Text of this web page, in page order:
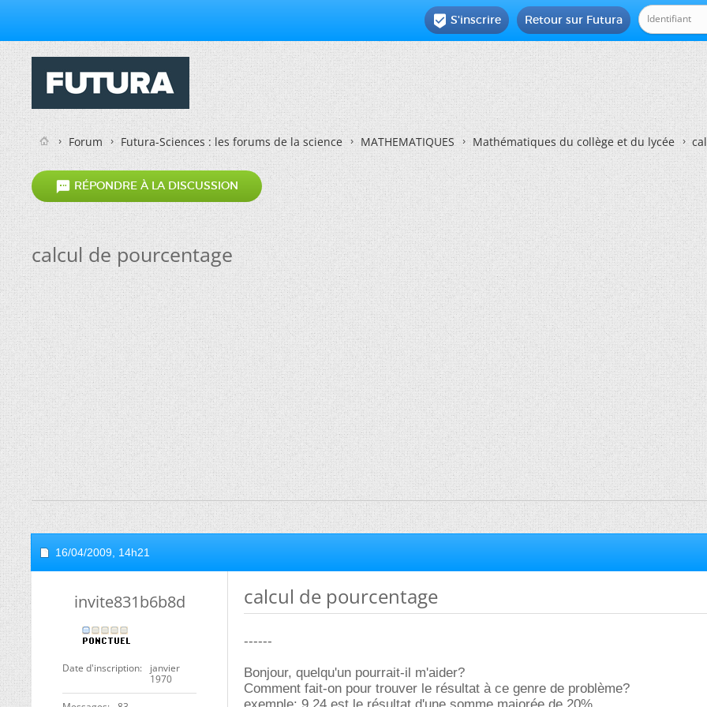
Retour sur Futura
 S'inscrire
Forum Futura-Sciences : les forums de la science MATHEMATIQUES Mathématiques du collège et du lycée
 RÉPONDRE À LA DISCUSSION
calcul de pourcentage
16/04/2009, 14h21
invite831b6b8d
Date d'inscription
janvier
1970
calcul de pourcentage
------
Bonjour, quelqu'un pourrait-il m'aider?
Comment fait-on pour trouver le résultat à ce genre de problème?